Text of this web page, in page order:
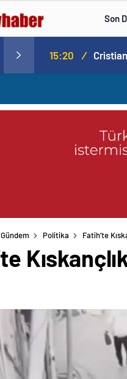
Son
15:20 /
Gündem Politika Fatih’te